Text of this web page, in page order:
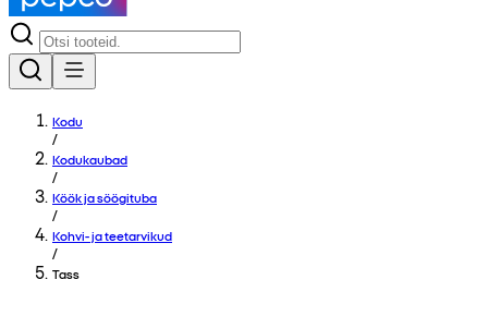
Kodu
/
Kodukaubad
/
Köök ja söögituba
/
Kohvi- ja teetarvikud
/
Tass